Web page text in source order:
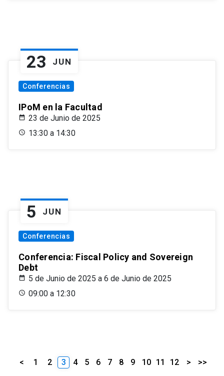
23 JUN
Conferencias
IPoM en la Facultad
23 de Junio de 2025
13:30 a 14:30
5 JUN
Conferencias
Conferencia: Fiscal Policy and Sovereign
Debt
5 de Junio de 2025 a 6 de Junio de 2025
09:00 a 12:30
< 1 2 3 4 5 6 7 8 9 10 11 12 > >>